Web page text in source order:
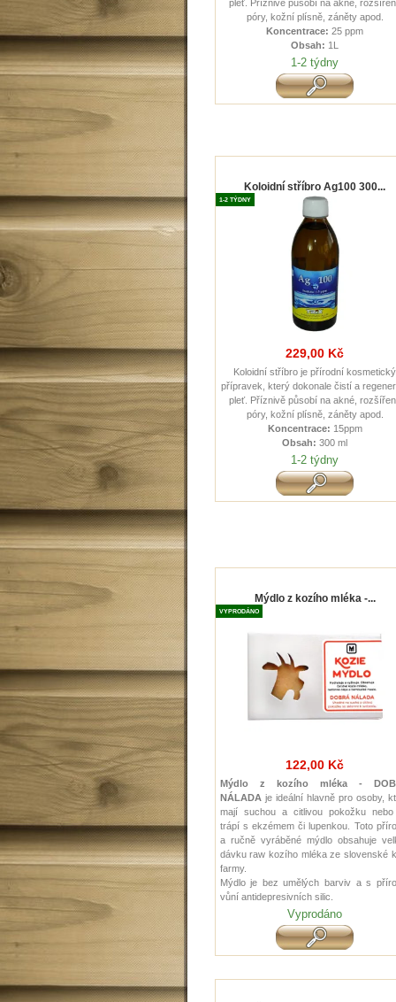
pleť. Příznivě působí na akné,
póry, kožní plísně, záněty apod.
Koncentrace: 25 ppm
Obsah: 1L
1-2 týdny
Koloidní stříbro Ag100 300...
1-2 TÝDNY
229,00 Kč
Koloidní stříbro je přírodní kosmetický
přípravek, který dokonale čistí a
pleť. Příznivě působí na akné,
póry, kožní plísně, záněty apod.
Koncentrace: 15ppm
Obsah: 300 ml
1-2 týdny
Mýdlo z kozího mléka -...
VYPRODÁNO
122,00 Kč
Mýdlo z kozího mléka -
NÁLADA je ideální hlavně pro osoby,
mají suchou a citlivou pokožku
trápí s ekzémem či lupenkou. Toto
a ručně vyráběné mýdlo obsahuje
dávku raw kozího mléka ze slovenské
farmy.
Mýdlo je bez umělých barviv a s
vůní antidepresivních silic.
Vyprodáno